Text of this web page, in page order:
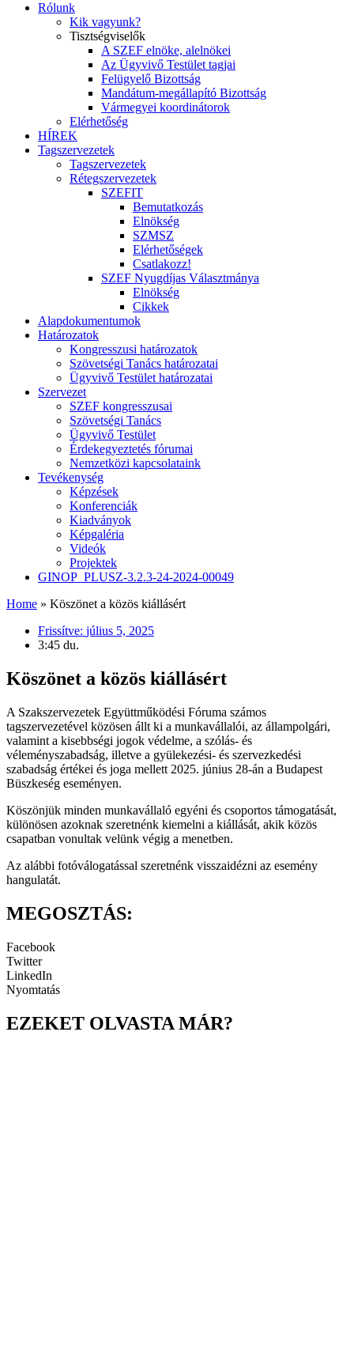
Rólunk
Kik vagyunk?
Tisztségviselők
A SZEF elnöke, alelnökei
Az Ügyvivő Testület tagjai
Felügyelő Bizottság
Mandátum-megállapító Bizottság
Vármegyei koordinátorok
Elérhetőség
HÍREK
Tagszervezetek
Tagszervezetek
Rétegszervezetek
SZEFIT
Bemutatkozás
Elnökség
SZMSZ
Elérhetőségek
Csatlakozz!
SZEF Nyugdíjas Választmánya
Elnökség
Cikkek
Alapdokumentumok
Határozatok
Kongresszusi határozatok
Szövetségi Tanács határozatai
Ügyvivő Testület határozatai
Szervezet
SZEF kongresszusai
Szövetségi Tanács
Ügyvivő Testület
Érdekegyeztetés fórumai
Nemzetközi kapcsolataink
Tevékenység
Képzések
Konferenciák
Kiadványok
Képgaléria
Videók
Projektek
GINOP_PLUSZ-3.2.3-24-2024-00049
Home » Köszönet a közös kiállásért
Frissítve: július 5, 2025
3:45 du.
Köszönet a közös kiállásért
A Szakszervezetek Együttműködési Fóruma számos
tagszervezetével közösen állt ki a munkavállalói, az állampolgári,
valamint a kisebbségi jogok védelme, a szólás- és
véleményszabadság, illetve a gyülekezési- és szervezkedési
szabadság értékei és joga mellett 2025. június 28-án a Budapest
Büszkeség eseményen.
Köszönjük minden munkavállaló egyéni és csoportos támogatását,
különösen azoknak szeretnénk kiemelni a kiállását, akik közös
csapatban vonultak velünk végig a menetben.
Az alábbi fotóválogatással szeretnénk visszaidézni az esemény
hangulatát.
MEGOSZTÁS:
Facebook
Twitter
LinkedIn
Nyomtatás
EZEKET OLVASTA MÁR?